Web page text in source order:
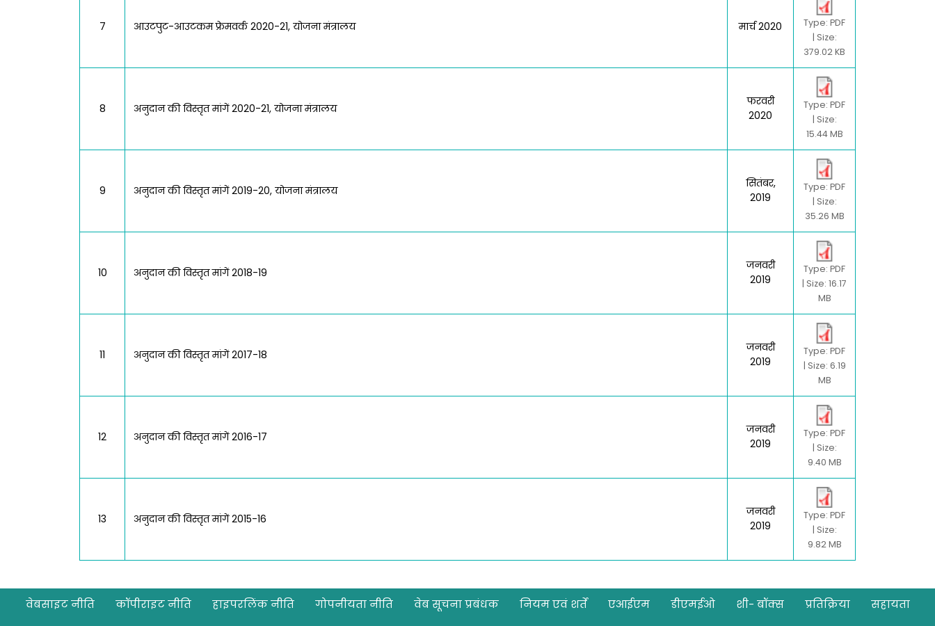
7 आउटपुट-आउटकम फ्रेमवर्क 2020-21, योजना मंत्रालय मार्च 2020
Type: PDF
| Size:
379.02 KB
8 अनुदान की विस्तृत मांगें 2020-21, योजना मंत्रालय
फरवरी
2020
Type: PDF
| Size:
15.44 MB
9 अनुदान की विस्तृत मांगें 2019-20, योजना मंत्रालय
सितंबर,
2019
Type: PDF
| Size:
35.26 MB
10 अनुदान की विस्तृत मांगें 2018-19
जनवरी
2019
Type: PDF
| Size: 16.17
MB
11 अनुदान की विस्तृत मांगें 2017-18
जनवरी
2019
Type: PDF
| Size: 6.19
MB
12 अनुदान की विस्तृत मांगें 2016-17
जनवरी
2019
Type: PDF
| Size:
9.40 MB
13 अनुदान की विस्तृत मांगें 2015-16
जनवरी
2019
Type: PDF
| Size:
9.82 MB
Footer
वेबसाइट नीति कॉपीराइट नीति हाइपरलिंक नीति गोपनीयता नीति वेब सूचना प्रबंधक नियम एवं शर्तें एआईएम डीएमईओ शी- बॉक्स प्रतिक्रिया सहायता